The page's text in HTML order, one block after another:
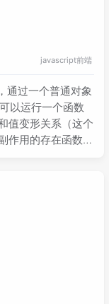
javascript前端
通过一个普通对象
以运行一个函数
值变形关系（这个
作用的存在函数式